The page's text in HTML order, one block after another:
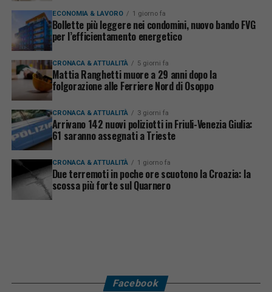
ECONOMIA & LAVORO 1 giorno fa
Bollette più leggere nei condomini, nuovo bando FVG
per l’efficientamento energetico
CRONACA & ATTUALITÀ 5 giorni fa
Mattia Ranghetti muore a 29 anni dopo la
folgorazione alle Ferriere Nord di Osoppo
CRONACA & ATTUALITÀ 3 giorni fa
Arrivano 142 nuovi poliziotti in Friuli-Venezia Giulia:
61 saranno assegnati a Trieste
CRONACA & ATTUALITÀ 1 giorno fa
Due terremoti in poche ore scuotono la Croazia: la
scossa più forte sul Quarnero
Facebook